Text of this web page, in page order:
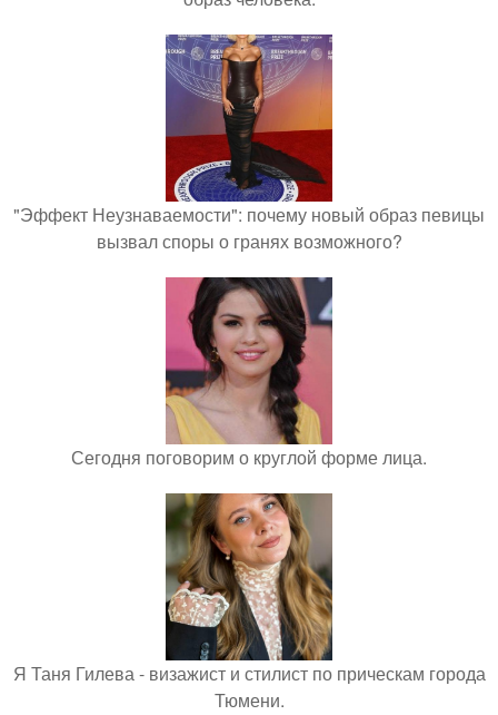
"Эффект Неузнаваемости": почему новый образ певицы
вызвал споры о гранях возможного?
Сегодня поговорим о круглой форме лица.
Я Таня Гилева - визажист и стилист по прическам города
Тюмени.